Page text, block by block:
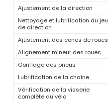
Ajustement de la direction
Nettoyage et lubrification du jeu
de direction
Ajustement des cônes de roues
Alignement mineur des roues
Gonflage des pneus
Lubrification de la chaîne
Vérification de la visserie
complète du vélo